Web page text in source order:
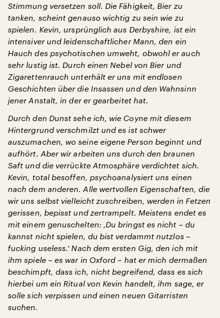
Stimmung versetzen soll. Die Fähigkeit, Bier zu
tanken, scheint genauso wichtig zu sein wie zu
spielen. Kevin, ursprünglich aus Derbyshire, ist ein
intensiver und leidenschaftlicher Mann, den ein
Hauch des psychotischen umweht, obwohl er auch
sehr lustig ist. Durch einen Nebel von Bier und
Zigarettenrauch unterhält er uns mit endlosen
Geschichten über die Insassen und den Wahnsinn
jener Anstalt, in der er gearbeitet hat.
Durch den Dunst sehe ich, wie Coyne mit diesem
Hintergrund verschmilzt und es ist schwer
auszumachen, wo seine eigene Person beginnt und
aufhört. Aber wir arbeiten uns durch den braunen
Saft und die verrückte Atmosphäre verdichtet sich.
Kevin, total besoffen, psychoanalysiert uns einen
nach dem anderen. Alle wertvollen Eigenschaften, die
wir uns selbst vielleicht zuschreiben, werden in Fetzen
gerissen, bepisst und zertrampelt. Meistens endet es
mit einem genuschelten: ‚Du bringst es nicht – du
kannst nicht spielen, du bist verdammt nutzlos –
fucking useless.‘ Nach dem ersten Gig, den ich mit
ihm spiele – es war in Oxford – hat er mich dermaßen
beschimpft, dass ich, nicht begreifend, dass es sich
hierbei um ein Ritual von Kevin handelt, ihm sage, er
solle sich verpissen und einen neuen Gitarristen
suchen.